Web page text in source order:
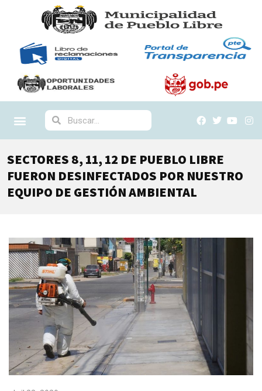
SECTORES 8, 11, 12 DE PUEBLO LIBRE
FUERON DESINFECTADOS POR NUESTRO
EQUIPO DE GESTIÓN AMBIENTAL